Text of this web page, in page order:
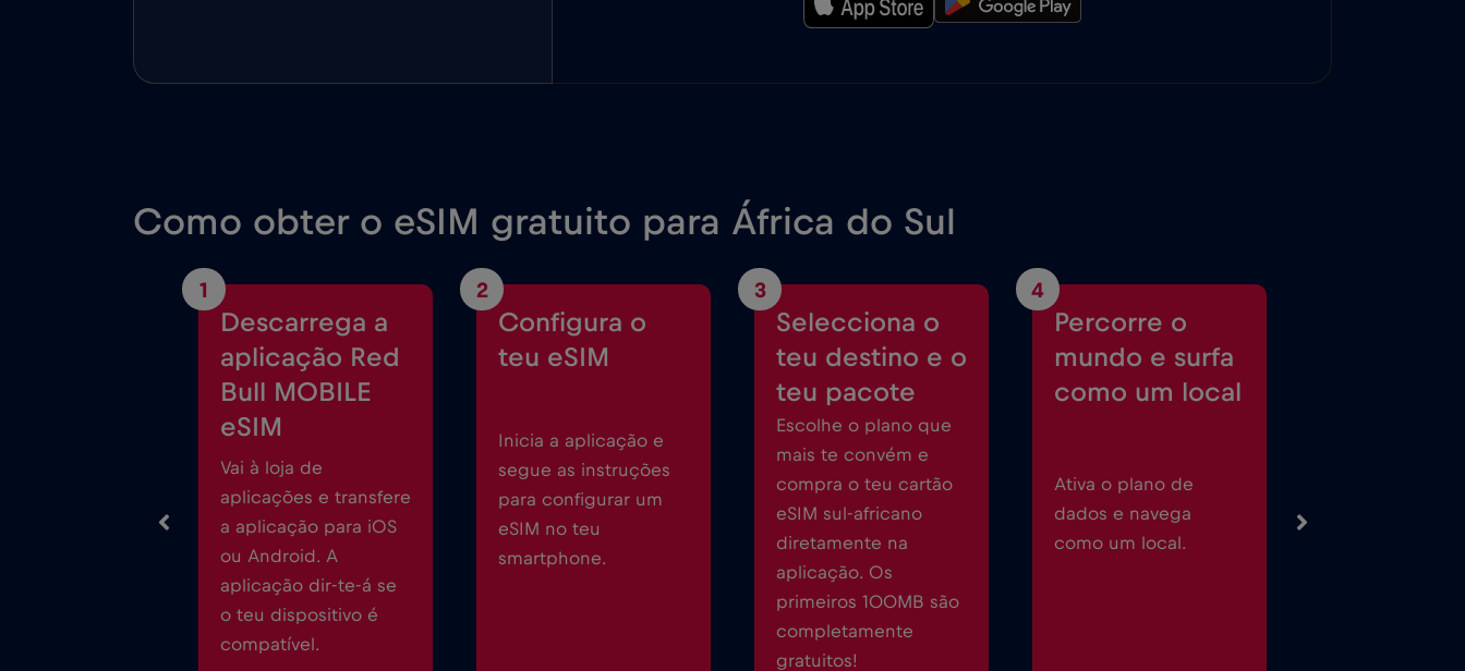
Como obter o eSIM gratuito para África do Sul
1
Descarrega a
aplicação Red
Bull MOBILE
eSIM
Vai à loja de
aplicações e transfere
a aplicação para iOS
ou Android. A
aplicação dir-te-á se
o teu dispositivo é
compatível.
2
Configura o
teu eSIM
Inicia a aplicação e
segue as instruções
para configurar um
eSIM no teu
smartphone.
3
Selecciona o
teu destino e o
teu pacote
Escolhe o plano que
mais te convém e
compra o teu cartão
eSIM sul-africano
diretamente na
aplicação. Os
primeiros 100MB são
completamente
gratuitos!
4
Percorre o
mundo e surfa
como um local
Ativa o plano de
dados e navega
como um local.